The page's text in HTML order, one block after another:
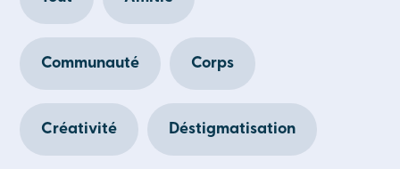
Communauté Corps
Créativité Déstigmatisation